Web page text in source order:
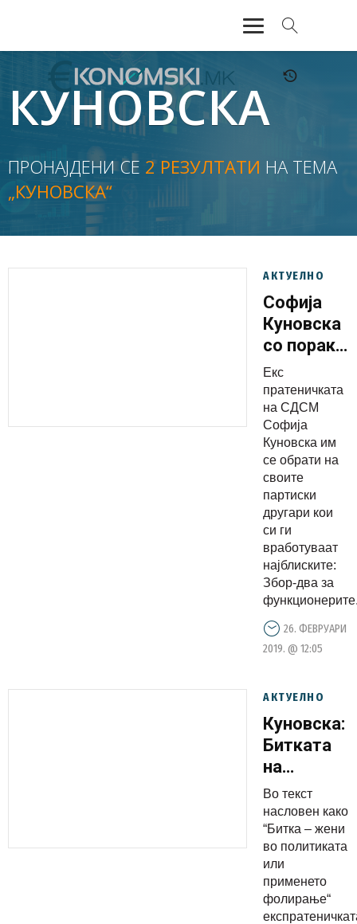
АКТУЕЛНО
ЕКОНОМИЈА
ФИНАНСИИ
БАНКАРСТВО
ЖИВОТ
КУНОВСКА
ПРОНАЈДЕНИ СЕ 2 РЕЗУЛТАТИ НА ТЕМА
„КУНОВСКА“
АКТУЕЛНО
Софија
Куновска
со порака
до Мира
Дизел и
другите
од СДСМ
Екс
пратеничката
на СДСМ
Софија
Куновска им
се обрати на
своите
партиски
другари кои
си ги
вработуваат
најблиските:
Збор-два за
26. ФЕВРУАРИ
2019. @ 12:05
АКТУЕЛНО
Куновска:
Битката
на
„жени во
или –
применето
Во текст
насловен како
“Битка – жени
во политиката
или
применето
фолирање“